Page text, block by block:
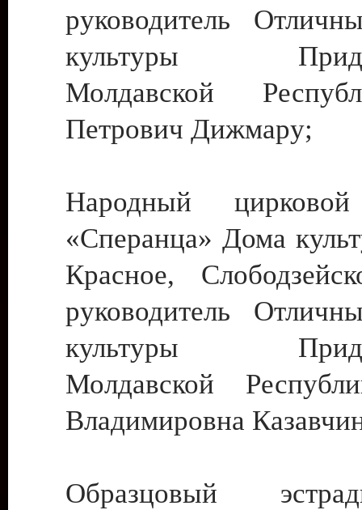
руководитель
культуры
Молдавской
Петрович Дижмару;
Народный цирковой
«Сперанца» Дома
Красное,
руководитель
культуры
Молдавской
Владимировна
Образцовый